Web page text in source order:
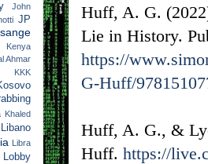
Huff, A. G.
Lie in History.
https://
G-Huff/
Huff, A. G., &
Huff. https://
John
JP
Kenya
Ahmar
KKK
Khaled
Libano
Libra
Lobby